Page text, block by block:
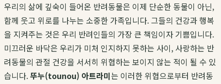
우리의 삶에 깊숙이 들어온 반려동물은 이제 단순한 동물이 아닌,
함께 웃고 위로를 나누는 소중한 가족입니다. 그들의 건강과 행복
을 지켜주는 것은 우리 반려인들의 가장 큰 책임이자 기쁨입니다.
미끄러운 바닥은 우리가 미처 인지하지 못하는 사이, 사랑하는 반
려동물의 관절 건강을 서서히 위협하는 보이지 않는 적이 될 수 있
습니다.뚜누(tounou) 아트라미는 이러한 위협으로부터 반려동